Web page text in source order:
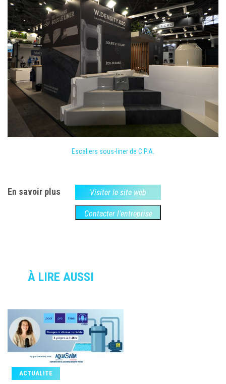
Escaliers sous-liner de C.P.A.
En savoir plus Visiter le site web
Contacter l'entreprise
À LIRE AUSSI
ACTUALITE